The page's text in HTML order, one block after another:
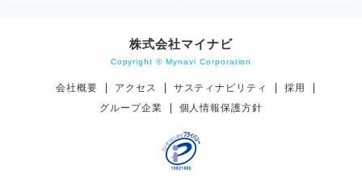
株式会社マイナビ
Copyright © Mynavi Corporation
会社概要 アクセス サスティナビリティ
採用
グループ企業
個人情報保護方針